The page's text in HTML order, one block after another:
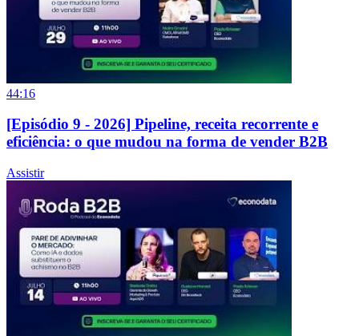
44:16
[Episódio 9 - 2026] Pipeline, receita recorrente e
eficiência: o que mudou na forma de vender B2B
Assistir